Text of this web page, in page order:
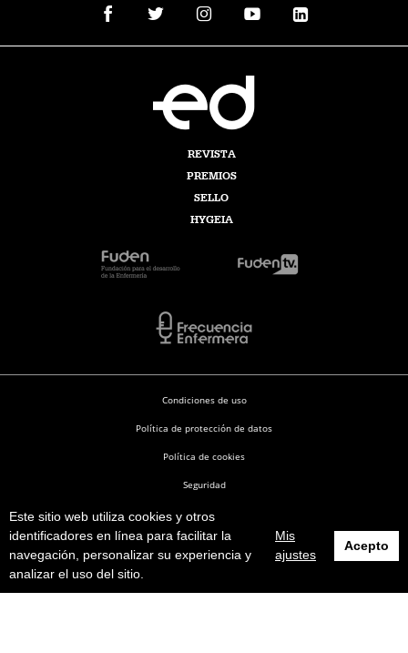
Este sitio web utiliza cookies y otros
identificadores en línea para facilitar la
navegación, personalizar su experiencia y
analizar el uso del sitio.
Mis
ajustes
Acepto
REVISTA
PREMIOS
SELLO
HYGEIA
Enfermería en Desarrollo © 2026
Condiciones de uso
Política de protección de datos
Política de cookies
Seguridad